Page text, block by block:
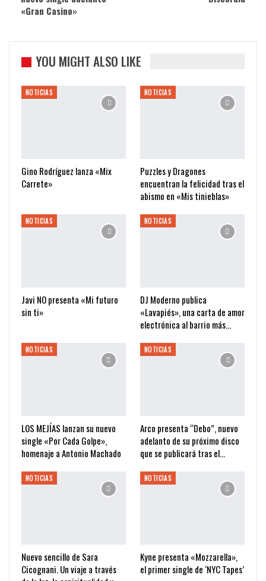
«Gran Casino»
YOU MIGHT ALSO LIKE
NOTICIAS
Gino Rodríguez lanza «Mix
Carrete»
NOTICIAS
Puzzles y Dragones
encuentran la felicidad tras el
abismo en «Mis tinieblas»
NOTICIAS
Javi NO presenta «Mi futuro
sin ti»
NOTICIAS
DJ Moderno publica
«Lavapiés», una carta de amor
electrónica al barrio más…
NOTICIAS
LOS MEJÍAS lanzan su nuevo
single «Por Cada Golpe»,
homenaje a Antonio Machado
NOTICIAS
Arco presenta “Debo”, nuevo
adelanto de su próximo disco
que se publicará tras el…
NOTICIAS
Nuevo sencillo de Sara
Cicognani. Un viaje a través
NOTICIAS
Kyne presenta «Mozzarella»,
el primer single de ‘NYC Tapes’